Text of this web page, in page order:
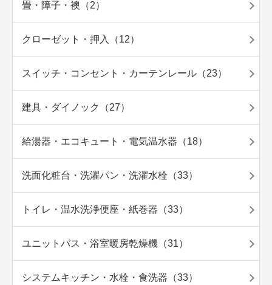
畳・障子・襖（2）
クローゼット・押入（12）
スイッチ・コンセント・カーテンレール（23）
建具・ダイノック（27）
給湯器・エコキュート・電気温水器（18）
洗面化粧台・洗濯パン・洗濯水栓（33）
トイレ・温水洗浄便座・紙巻器（33）
ユニットバス・浴室暖房乾燥機（31）
システムキッチン・水栓・食洗器（33）